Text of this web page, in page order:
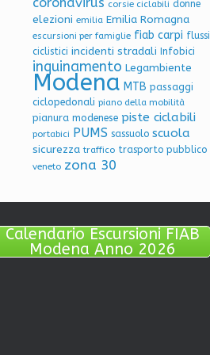
coronavirus corsie ciclabili donne
elezioni emilia Emilia Romagna
escursioni per famiglie fiab carpi flussi
ciclistici incidenti stradali Infobici
inquinamento Legambiente
Modena MTB passaggi
ciclopedonali piano della mobilità
pianura modenese piste ciclabili
portabici PUMS sassuolo scuola
sicurezza traffico trasporto pubblico
veneto zona 30
Calendario Escursioni FIAB
Modena Anno 2026